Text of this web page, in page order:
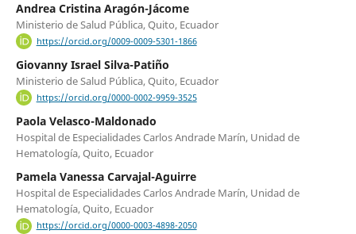
Andrea Cristina Aragón-Jácome
Ministerio de Salud Pública, Quito, Ecuador
https://orcid.org/0009-0009-5301-1866
Giovanny Israel Silva-Patiño
Ministerio de Salud Pública, Quito, Ecuador
https://orcid.org/0000-0002-9959-3525
Paola Velasco-Maldonado
Hospital de Especialidades Carlos Andrade Marín, Unidad de
Hematología, Quito, Ecuador
Pamela Vanessa Carvajal-Aguirre
Hospital de Especialidades Carlos Andrade Marín, Unidad de
Hematología, Quito, Ecuador
https://orcid.org/0000-0003-4898-2050